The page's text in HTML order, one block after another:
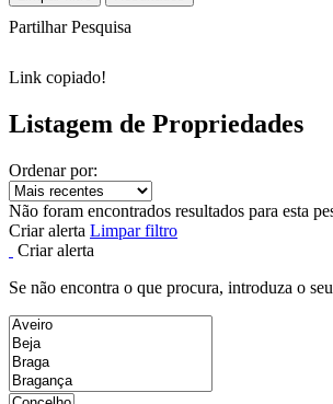
Partilhar Pesquisa
Link copiado!
Listagem de Propriedades
Ordenar por:
Não foram encontrados resultados para esta
Criar alerta Limpar filtro
Criar alerta
Se não encontra o que procura, introduza o